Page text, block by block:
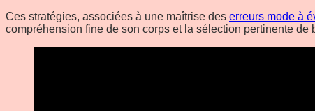
Ces stratégies, associées à une maîtrise des erreurs mode à
compréhension fine de son corps et la sélection pertinente de